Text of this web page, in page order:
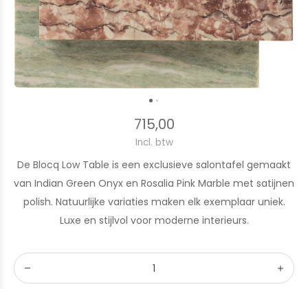
715,00
Incl. btw
De Blocq Low Table is een exclusieve salontafel gemaakt
van Indian Green Onyx en Rosalia Pink Marble met satijnen
polish. Natuurlijke variaties maken elk exemplaar uniek.
Luxe en stijlvol voor moderne interieurs.